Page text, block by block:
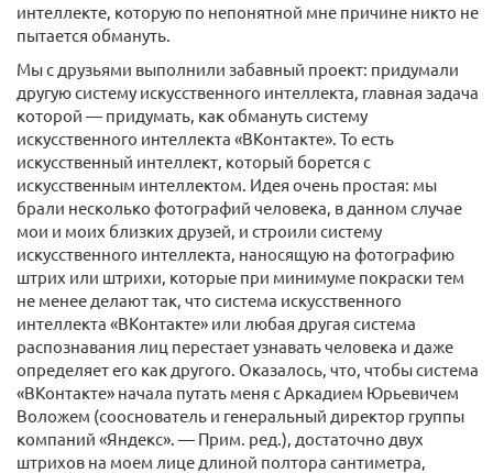
интеллекте, которую по непонятной мне причине никто не
пытается обмануть.
Мы с друзьями выполнили забавный проект: придумали
другую систему искусственного интеллекта, главная задача
которой — придумать, как обмануть систему
искусственного интеллекта «ВКонтакте». То есть
искусственный интеллект, который борется с
искусственным интеллектом. Идея очень простая: мы
брали несколько фотографий человека, в данном случае
мои и моих близких друзей, и строили систему
искусственного интеллекта, наносящую на фотографию
штрих или штрихи, которые при минимуме покраски тем
не менее делают так, что система искусственного
интеллекта «ВКонтакте» или любая другая система
распознавания лиц перестает узнавать человека и даже
определяет его как другого. Оказалось, что, чтобы система
«ВКонтакте» начала путать меня с Аркадием Юрьевичем
Воложем (сооснователь и генеральный директор группы
компаний «Яндекс». — Прим. ред.), достаточно двух
штрихов на моем лице длиной полтора сантиметра,